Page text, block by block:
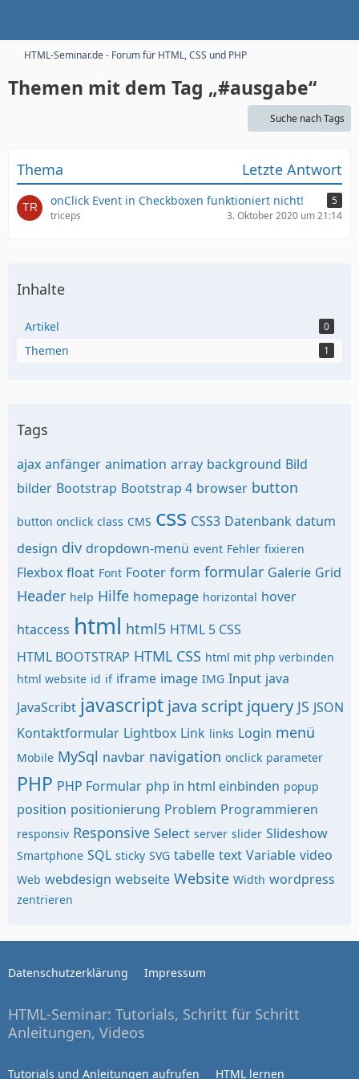
HTML-Seminar.de - Forum für HTML, CSS und PHP
Themen mit dem Tag „#ausgabe“
Suche nach Tags
Thema Letzte Antwort
onClick Event in Checkboxen funktioniert nicht!
5
triceps
3. Oktober 2020 um 21:14
Inhalte
Artikel 0
Themen 1
Tags
ajax anfänger animation array background Bild
bilder Bootstrap Bootstrap 4 browser button
button onclick class CMS css CSS3 Datenbank datum
design div dropdown-menü event Fehler fixieren
Flexbox float Font Footer form formular Galerie Grid
Header help Hilfe homepage horizontal hover
htaccess html html5 HTML 5 CSS
HTML BOOTSTRAP HTML CSS html mit php verbinden
html website id if iframe image IMG Input java
JavaScribt javascript java script jquery JS JSON
Kontaktformular Lightbox Link links Login menü
Mobile MySql navbar navigation onclick parameter
PHP PHP Formular php in html einbinden popup
position positionierung Problem Programmieren
responsiv Responsive Select server slider Slideshow
Smartphone SQL sticky SVG tabelle text Variable video
Web webdesign webseite Website Width wordpress
zentrieren
Datenschutzerklärung Impressum
HTML-Seminar: Tutorials, Schritt für Schritt
Anleitungen, Videos
Tutorials und Anleitungen aufrufen HTML lernen